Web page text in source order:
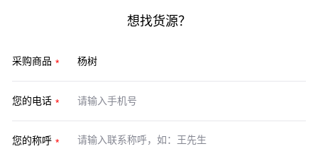
想找货源？
采购商品
您的电话
您的称呼